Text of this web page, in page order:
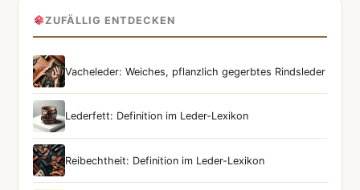
ZUFÄLLIG ENTDECKEN
Vacheleder: Weiches, pflanzlich gegerbtes Rindsleder
Lederfett: Definition im Leder-Lexikon
Reibechtheit: Definition im Leder-Lexikon